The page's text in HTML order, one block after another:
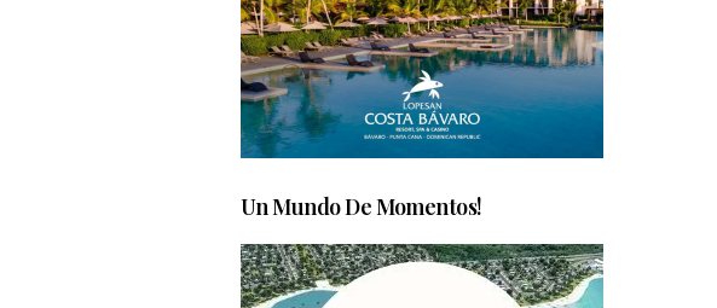
Un Mundo De Momentos!